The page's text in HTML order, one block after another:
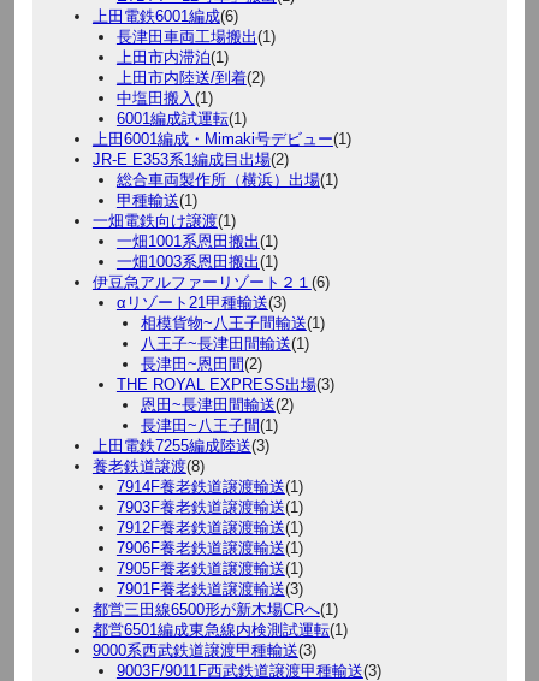
上田電鉄6001編成(6)
長津田車両工場搬出(1)
上田市内滞泊(1)
上田市内陸送/到着(2)
中塩田搬入 (1)
6001編成試運転(1)
上田6001編成・Mimaki号デビュー(1)
JR-E E353系1編成目出場(2)
総合車両製作所（横浜）出場(1)
甲種輸送(1)
一畑電鉄向け譲渡(1)
一畑1001系恩田搬出(1)
一畑1003系恩田搬出(1)
伊豆急アルファーリゾート２１ (6)
αリゾート21甲種輸送(3)
相模貨物~八王子間輸送(1)
八王子~長津田間輸送(1)
長津田~恩田間(2)
THE ROYAL EXPRESS出場(3)
恩田~長津田間輸送(2)
長津田~八王子間(1)
上田電鉄7255編成陸送(3)
養老鉄道譲渡(8)
7914F養老鉄道譲渡輸送(1)
7903F養老鉄道譲渡輸送(1)
7912F養老鉄道譲渡輸送(1)
7906F養老鉄道譲渡輸送(1)
7905F養老鉄道譲渡輸送(1)
7901F養老鉄道譲渡輸送(3)
都営三田線6500形が新木場CRへ(1)
都営6501編成東急線内検測試運転(1)
9000系西武鉄道譲渡甲種輸送(3)
9003F/9011F西武鉄道譲渡甲種輸送(3)